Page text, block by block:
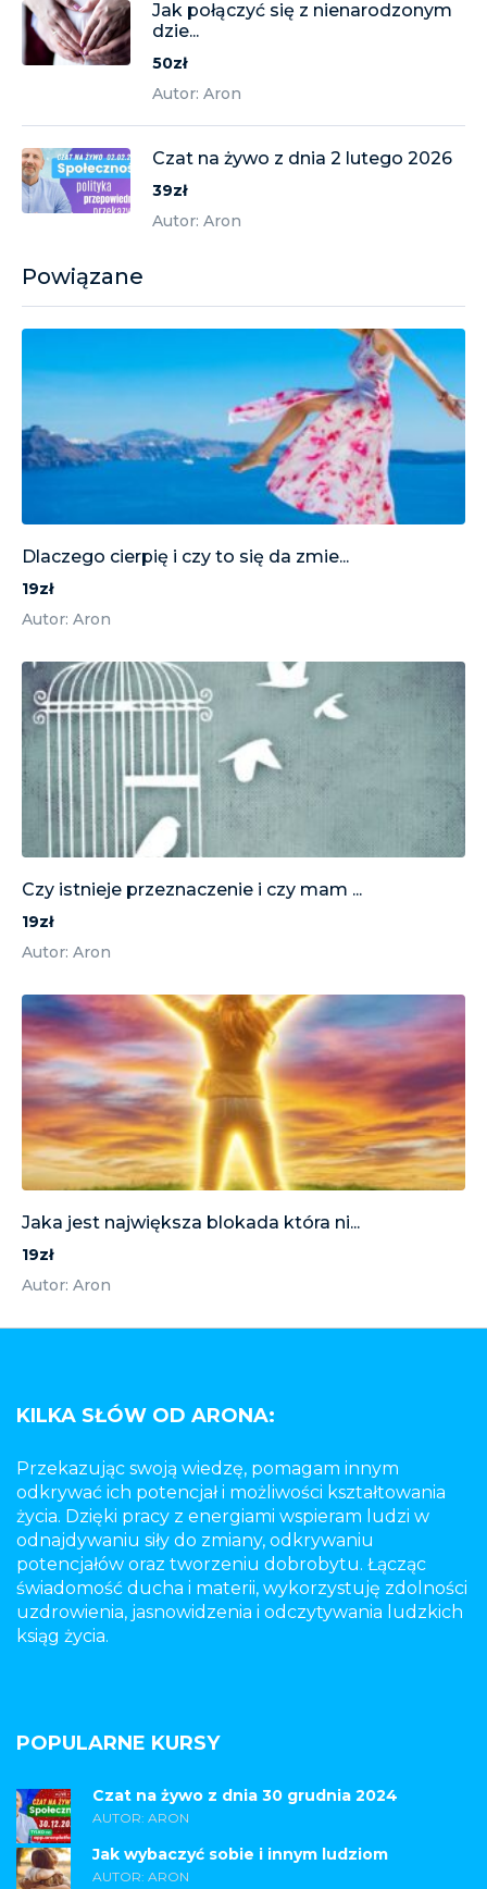
Powiązane
Dlaczego cierpię i czy to się da zmie...
19zł
Autor: Aron
Czy istnieje przeznaczenie i czy mam ...
19zł
Autor: Aron
Jaka jest największa blokada która ni...
19zł
Autor: Aron
Jak połączyć się z nienarodzonym
dzie...
50zł
Autor: Aron
Czat na żywo z dnia 2 lutego 2026
39zł
Autor: Aron
KILKA SŁÓW OD ARONA:
Przekazując swoją wiedzę, pomagam innym
odkrywać ich potencjał i możliwości kształtowania
życia. Dzięki pracy z energiami wspieram ludzi w
odnajdywaniu siły do zmiany, odkrywaniu
potencjałów oraz tworzeniu dobrobytu. Łącząc
świadomość ducha i materii, wykorzystuję zdolności
uzdrowienia, jasnowidzenia i odczytywania ludzkich
ksiąg życia.
POPULARNE KURSY
Czat na żywo z dnia 30 grudnia 2024
AUTOR: ARON
Jak wybaczyć sobie i innym ludziom
AUTOR: ARON